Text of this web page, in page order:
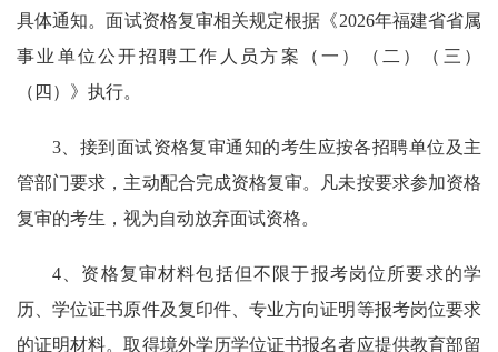
具体通知。面试资格复审相关规定根据《2026年福建省省属
事业单位公开招聘工作人员方案（一）（二）（三）
（四）》执行。
3、接到面试资格复审通知的考生应按各招聘单位及主
管部门要求，主动配合完成资格复审。凡未按要求参加资格
复审的考生，视为自动放弃面试资格。
4、资格复审材料包括但不限于报考岗位所要求的学
历、学位证书原件及复印件、专业方向证明等报考岗位要求
的证明材料。取得境外学历学位证书报名者应提供教育部留